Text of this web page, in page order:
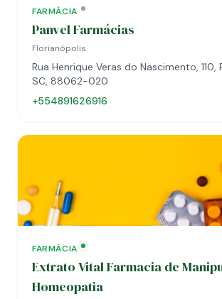
FARMÁCIA
Panvel Farmácias
Florianópolis
Rua Henrique Veras do Nascimento, 110,
SC, 88062-020
+554891626916
FARMÁCIA
Extrato Vital Farmacia de
Homeopatia